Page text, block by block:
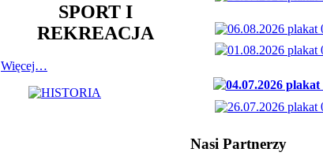
SPORT I
REKREACJA
Więcej…
Nasi Partnerzy